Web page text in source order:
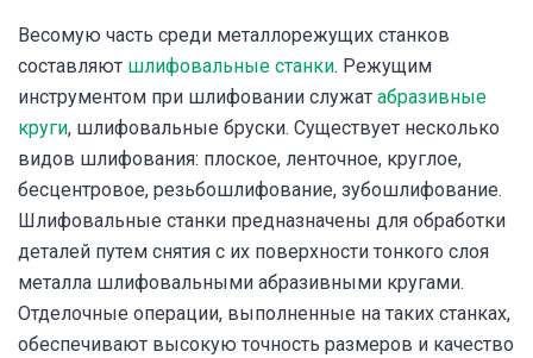
Весомую часть среди металлорежущих станков
составляют шлифовальные станки. Режущим
инструментом при шлифовании служат абразивные
круги, шлифовальные бруски. Существует несколько
видов шлифования: плоское, ленточное, круглое,
бесцентровое, резьбошлифование, зубошлифование.
Шлифовальные станки предназначены для обработки
деталей путем снятия с их поверхности тонкого слоя
металла шлифовальными абразивными кругами.
Отделочные операции, выполненные на таких станках,
обеспечивают высокую точность размеров и качество